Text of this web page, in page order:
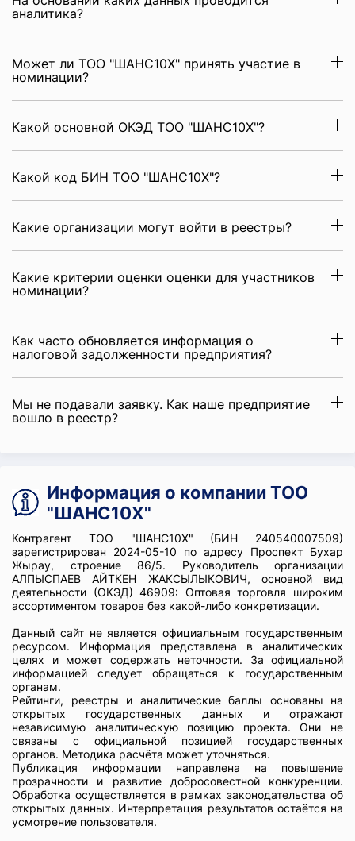
аналитика?
Может ли ТОО "ШАНС10Х" принять участие в
номинации?
Какой основной ОКЭД ТОО "ШАНС10Х"?
Какой код БИН ТОО "ШАНС10Х"?
Какие организации могут войти в реестры?
Какие критерии оценки оценки для участников
номинации?
Как часто обновляется информация о
налоговой задолженности предприятия?
Мы не подавали заявку. Как наше предприятие
вошло в реестр?
Информация о компании ТОО
"ШАНС10Х"
Контрагент ТОО "ШАНС10Х" (БИН 240540007509)
зарегистрирован 2024-05-10 по адресу Проспект Бухар
Жырау, строение 86/5. Руководитель организации
АЛПЫСПАЕВ АЙТКЕН ЖАКСЫЛЫКОВИЧ, основной вид
деятельности (ОКЭД) 46909: Оптовая торговля широким
ассортиментом товаров без какой-либо конкретизации.
Данный сайт не является официальным государственным
ресурсом. Информация представлена в аналитических
целях и может содержать неточности. За официальной
информацией следует обращаться к государственным
органам.
Рейтинги, реестры и аналитические баллы основаны на
открытых государственных данных и отражают
независимую аналитическую позицию проекта. Они не
связаны с официальной позицией государственных
органов. Методика расчёта может уточняться.
Публикация информации направлена на повышение
прозрачности и развитие добросовестной конкуренции.
Обработка осуществляется в рамках законодательства об
открытых данных. Интерпретация результатов остаётся на
усмотрение пользователя.